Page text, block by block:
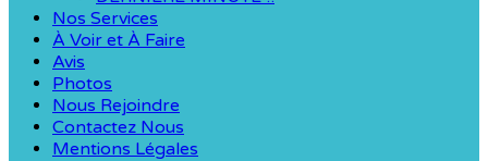
Nos Services
À Voir et À Faire
Avis
Photos
Nous Rejoindre
Contactez Nous
Mentions Légales